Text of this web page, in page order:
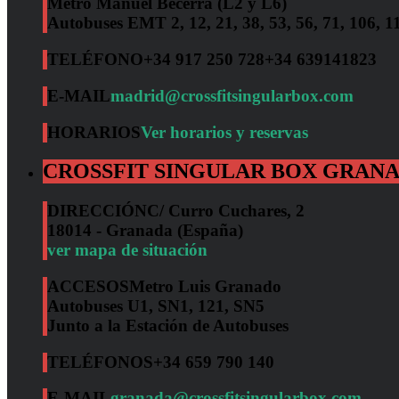
Autobuses EMT 2, 12, 21, 38, 53, 56, 71, 106,
TELÉFONO+34 917 250 728+34 639141823
E-MAILmadrid@crossfitsingularbox.com
HORARIOSVer horarios y reservas
CROSSFIT SINGULAR BOX
DIRECCIÓNC/ Curro Cuchares, 2
18014 - Granada (España)
ver mapa de situación
ACCESOSMetro Luis Granado
Autobuses U1, SN1, 121, SN5
Junto a la Estación de Autobuses
TELÉFONOS+34 659 790 140